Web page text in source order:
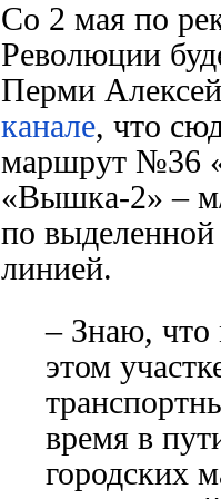
Со 2 мая по
Революции
Перми
канале, что с
маршрут №36
«Вышка-2» –
по
линией.
– Знаю, что
этом
время в
городских